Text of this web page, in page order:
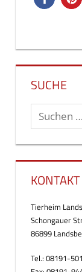
SUCHE
KONTAKT
Tierheim
Schongauer
86899
Tel.: 08191-